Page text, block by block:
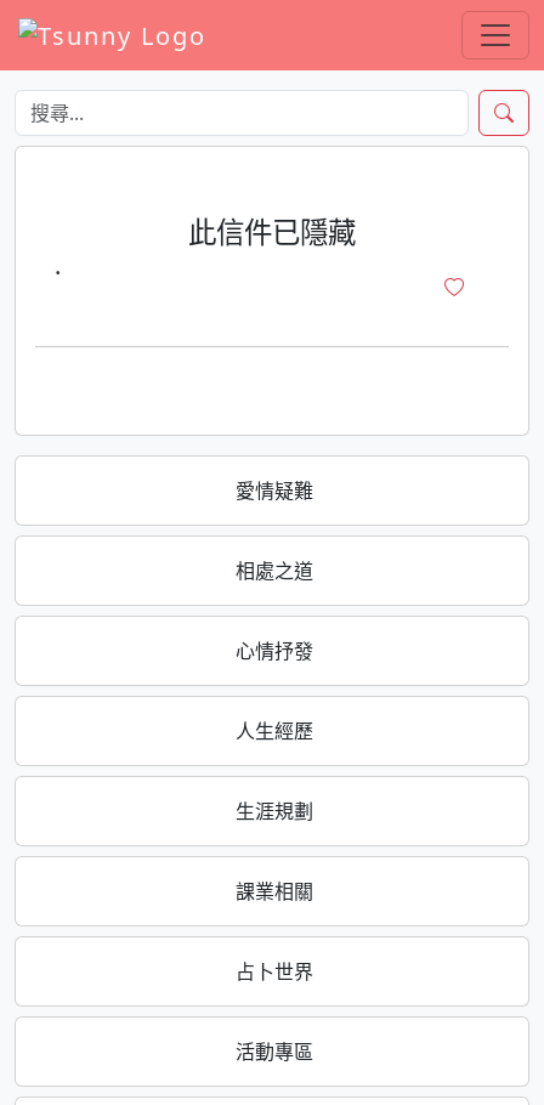
愛情疑難
相處之道
心情抒發
人生經歷
生涯規劃
課業相關
占卜世界
活動專區
此信件已隱藏
·